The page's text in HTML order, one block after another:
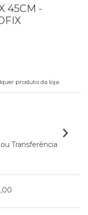
45CM -
produto da loja.
Transferência